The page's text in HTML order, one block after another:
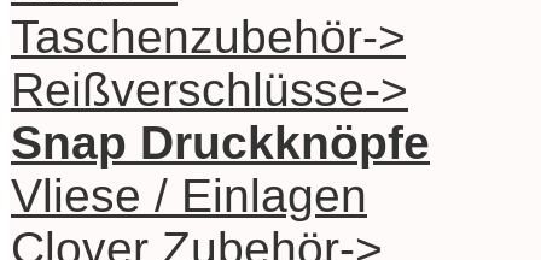
Taschenzubehör->
Reißverschlüsse->
Snap Druckknöpfe
Vliese / Einlagen
Clover Zubehör->